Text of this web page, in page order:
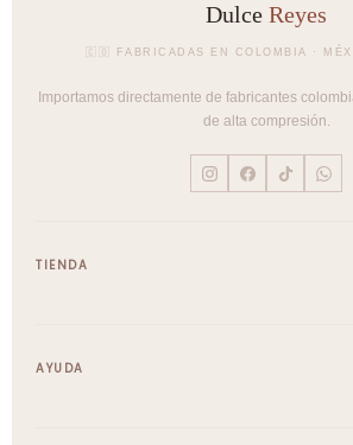
Dulce Reyes
🇨🇴 FABRICADAS EN COLOMBIA ·
Importamos directamente de fabricantes
de alta compresión.
TIENDA
Full Body
AYUDA